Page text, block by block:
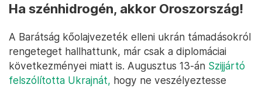
Ha szénhidrogén, akkor Oroszország!
A Barátság kőolajvezeték elleni ukrán támadásokról
rengeteget hallhattunk, már csak a diplomáciai
következményei miatt is. Augusztus 13-án Szijjártó
felszólította Ukrajnát, hogy ne veszélyeztesse